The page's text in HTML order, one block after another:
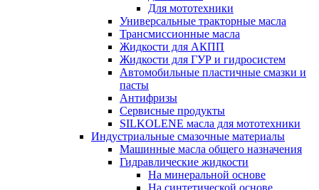
Для мототехники
Универсальные тракторные масла
Трансмиссионные масла
Жидкости для АКПП
Жидкости для ГУР и гидросистем
Автомобильные пластичные смазки и
пасты
Антифризы
Сервисные продукты
SILKOLENE масла для мототехники
Индустриальные смазочные материалы
Машинные масла общего назначения
Гидравлические жидкости
На минеральной основе
На синтетической основе